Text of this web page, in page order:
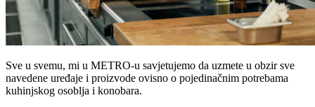
Sve u svemu, mi u METRO-u savjetujemo da uzmete u obzir sve
navedene uređaje i proizvode ovisno o pojedinačnim potrebama
kuhinjskog osoblja i konobara.